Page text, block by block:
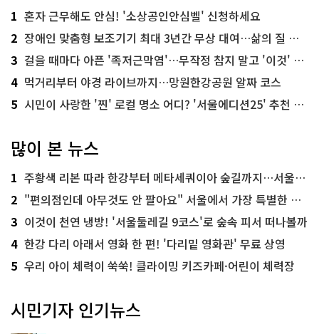
1 혼자 근무해도 안심! '소상공인안심벨' 신청하세요
2 장애인 맞춤형 보조기기 최대 3년간 무상 대여…삶의 질 높인다
3 걸을 때마다 아픈 '족저근막염'…무작정 참지 말고 '이것' 해보세요!
4 먹거리부터 야경 라이브까지…망원한강공원 알짜 코스
5 시민이 사랑한 '찐' 로컬 명소 어디? '서울에디션25' 추천 코스
많이 본 뉴스
1 주황색 리본 따라 한강부터 메타세쿼이아 숲길까지…서울둘레길 15코스
2 "편의점인데 아무것도 안 팔아요" 서울에서 가장 특별한 편의점의 정체
3 이것이 천연 냉방! '서울둘레길 9코스'로 숲속 피서 떠나볼까
4 한강 다리 아래서 영화 한 편! '다리밑 영화관' 무료 상영
5 우리 아이 체력이 쑥쑥! 클라이밍 키즈카페·어린이 체력장
시민기자 인기뉴스